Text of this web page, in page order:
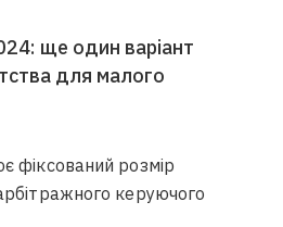
ще один варіант
для малого
фіксований розмір
керуючого